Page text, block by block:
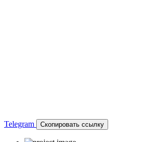
Telegram
Скопировать ссылку